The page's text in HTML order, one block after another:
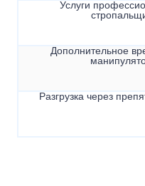
Услуги
Дополнительное
Разгрузка через